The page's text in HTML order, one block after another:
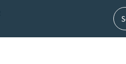
Sök
Sök